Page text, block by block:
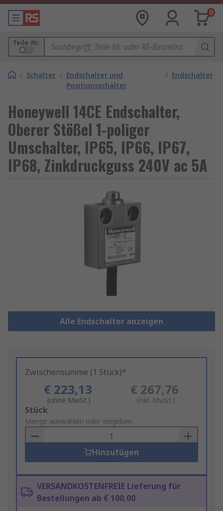
0
Teile-Nr.
/ Schalter / Endschalter und
Positionsschalter
/ Endschalter
Honeywell 14CE Endschalter,
Oberer Stößel 1-poliger
Umschalter, IP65, IP66, IP67,
IP68, Zinkdruckguss 240V ac 5A
Alle Endschalter anzeigen
Zwischensumme (1 Stück)*
€ 223,13
(ohne MwSt.)
€ 267,76
(inkl. MwSt.)
Add
to
Basket
Stück
Menge auswählen oder eingeben
Hinzufügen
VERSANDKOSTENFREIE Lieferung für
Bestellungen ab € 100,00